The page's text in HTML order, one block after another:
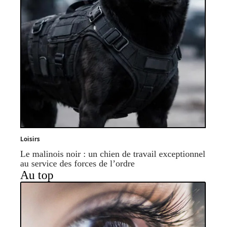
Loisirs
Le malinois noir : un chien de travail exceptionnel
au service des forces de l’ordre
Au top